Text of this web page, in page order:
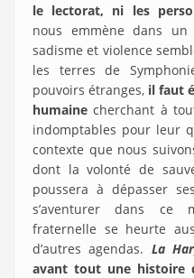
le lectorat, ni les
nous emmène dans
sadisme et violence
les terres de
pouvoirs étranges, il faut
humainecherchant à
indomptables pour leur
contexte que nous
dont la volonté de
poussera à dépasser
s’aventurer dans ce
fraternelle se heurte
d’autres agendas. La
avant tout une histoire